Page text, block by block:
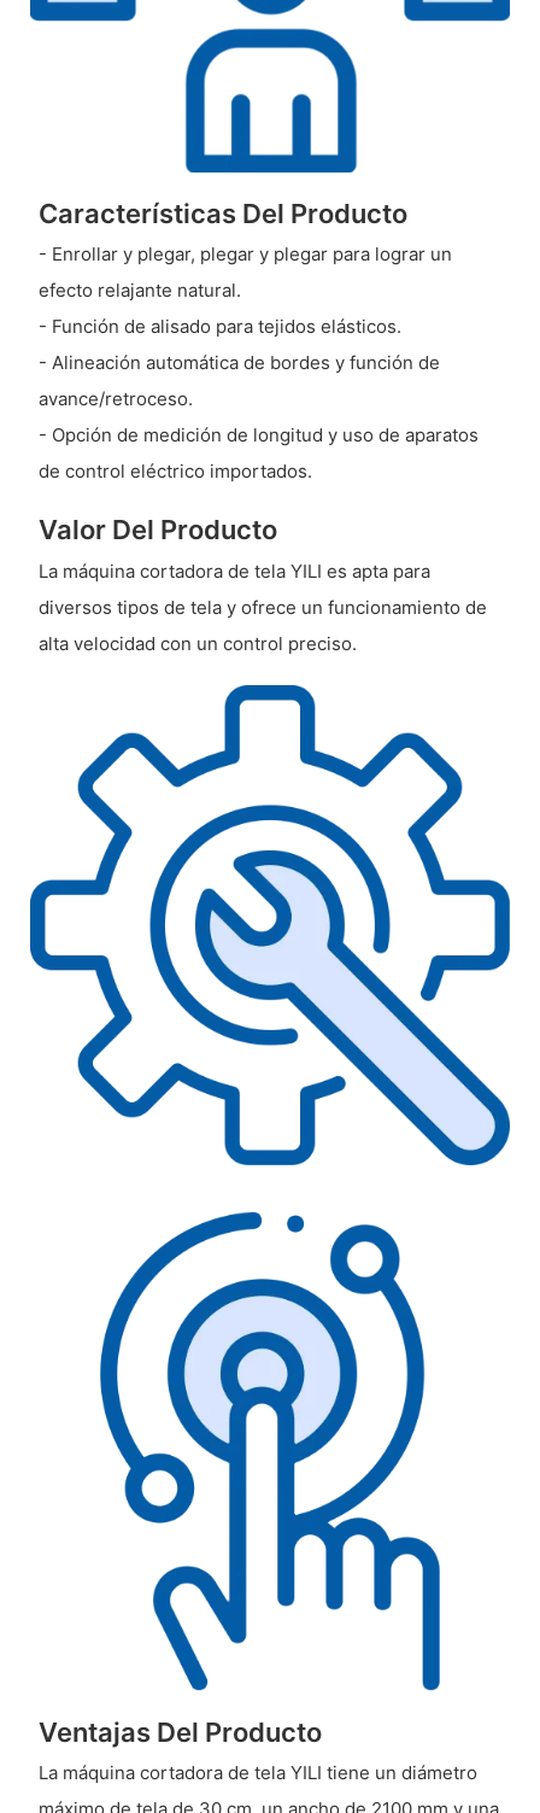
Características Del Producto
- Enrollar y plegar, plegar y plegar para lograr un
efecto relajante natural.
- Función de alisado para tejidos elásticos.
- Alineación automática de bordes y función de
avance/retroceso.
- Opción de medición de longitud y uso de aparatos
de control eléctrico importados.
Valor Del Producto
La máquina cortadora de tela YILI es apta para
diversos tipos de tela y ofrece un funcionamiento de
alta velocidad con un control preciso.
Ventajas Del Producto
La máquina cortadora de tela YILI tiene un diámetro